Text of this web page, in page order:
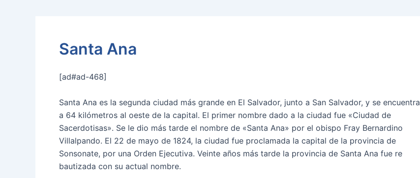
Santa Ana
[ad#ad-468]
Santa Ana es la segunda ciudad más grande en El Salvador, junto a San Salvador, y se encuentra
a 64 kilómetros al oeste de la capital. El primer nombre dado a la ciudad fue «Ciudad de
Sacerdotisas». Se le dio más tarde el nombre de «Santa Ana» por el obispo Fray Bernardino
Villalpando. El 22 de mayo de 1824, la ciudad fue proclamada la capital de la provincia de
Sonsonate, por una Orden Ejecutiva. Veinte años más tarde la provincia de Santa Ana fue re
bautizada con su actual nombre.